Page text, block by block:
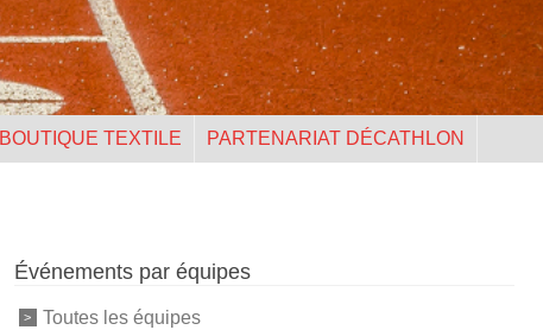
BOUTIQUE TEXTILE PARTENARIAT DÉCATHLON
Événements par équipes
Toutes les équipes